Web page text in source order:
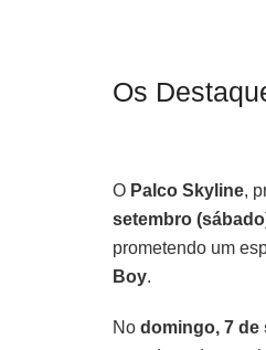
Os
O Palco Skyline,
setembro
prometendo um
Boy.
No domingo, 7 de